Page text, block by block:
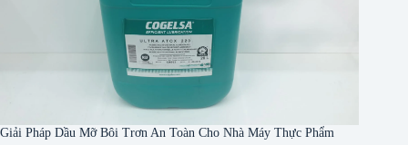
Giải Pháp Dầu Mỡ Bôi Trơn An Toàn Cho Nhà Máy Thực Phẩm